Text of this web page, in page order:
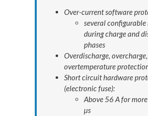
Over-current software
several configurable
during charge and
phases
Overdischarge, overcharge,
overtemperature
Short circuit hardware
(electronic fuse):
Above 56 A for
µs